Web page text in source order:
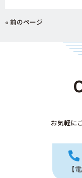
« 前のページ
お気軽に
【